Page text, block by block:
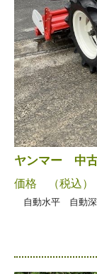
ヤンマー 中
価格 （税込）
自動水平 自動